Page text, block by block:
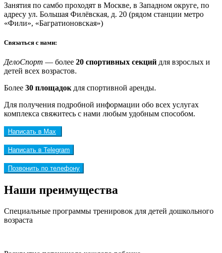
Занятия по самбо проходят в Москве, в Западном округе, по
адресу ул. Большая Филёвская, д. 20 (рядом станции метро
«Фили», «Багратионовская»)
Связаться с нами:
ДелоСпорт — более 20 спортивных секций для взрослых и
детей всех возрастов.
Более 30 площадок для спортивной аренды.
Для получения подробной информации обо всех услугах
комплекса свяжитесь с нами любым удобным способом.
Написать в Max
Написать в Telegram
Позвонить по телефону
Наши преимущества
Специальные программы тренировок для детей дошкольного
возраста